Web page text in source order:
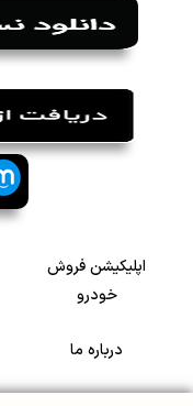
اپلیکیشن فروش
خودرو
درباره ما